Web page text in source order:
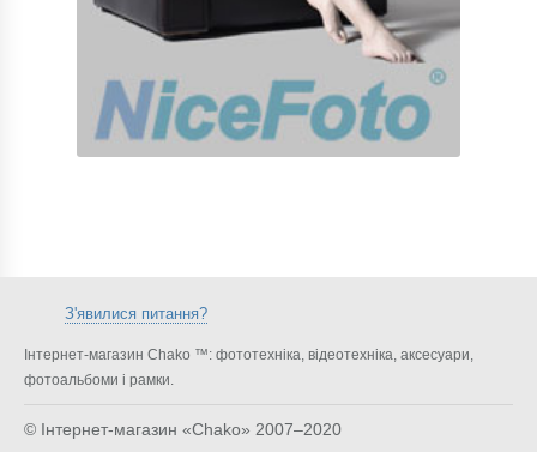
З'явилися питання?
Інтернет-магазин Chako ™: фототехніка, відеотехніка, аксесуари,
фотоальбоми і рамки.
© Інтернет-магазин «Chako» 2007–2020